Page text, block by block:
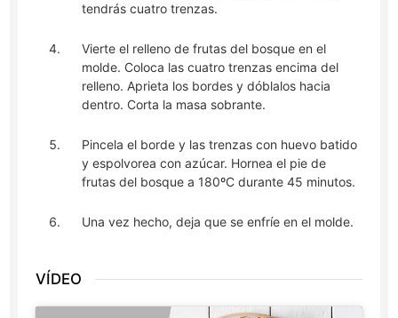
tendrás cuatro trenzas.
Vierte el relleno de frutas del bosque en el
molde. Coloca las cuatro trenzas encima del
relleno. Aprieta los bordes y dóblalos hacia
dentro. Corta la masa sobrante.
Pincela el borde y las trenzas con huevo batido
y espolvorea con azúcar. Hornea el pie de
frutas del bosque a 180ºC durante 45 minutos.
Una vez hecho, deja que se enfríe en el molde.
VÍDEO